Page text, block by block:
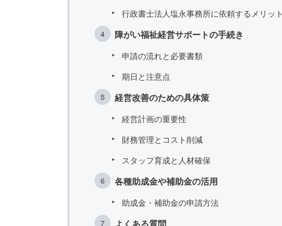
行政書士法人塩永事務所に依頼するメリット
障がい福祉経営サポートの手続き
申請の流れと必要書類
期日と注意点
経営改善のための具体策
経営計画の重要性
財務管理とコスト削減
スタッフ育成と人材確保
各種助成金や補助金の活用
助成金・補助金の申請方法